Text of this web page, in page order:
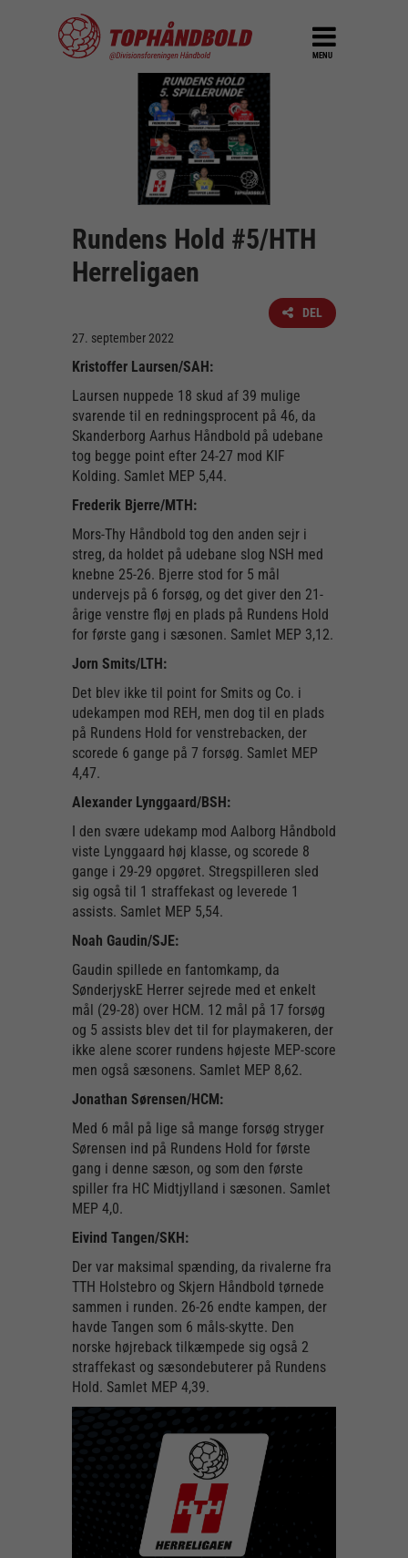
MENU
Rundens Hold #5/HTH
Herreligaen
DEL
27. september 2022
Kristoffer Laursen/SAH:
Laursen nuppede 18 skud af 39 mulige
svarende til en redningsprocent på 46, da
Skanderborg Aarhus Håndbold på udebane
tog begge point efter 24-27 mod KIF
Kolding. Samlet MEP 5,44.
Frederik Bjerre/MTH:
Mors-Thy Håndbold tog den anden sejr i
streg, da holdet på udebane slog NSH med
knebne 25-26. Bjerre stod for 5 mål
undervejs på 6 forsøg, og det giver den 21-
årige venstre fløj en plads på Rundens Hold
for første gang i sæsonen. Samlet MEP 3,12.
Jorn Smits/LTH:
Det blev ikke til point for Smits og Co. i
udekampen mod REH, men dog til en plads
på Rundens Hold for venstrebacken, der
scorede 6 gange på 7 forsøg. Samlet MEP
4,47.
Alexander Lynggaard/BSH:
I den svære udekamp mod Aalborg Håndbold
viste Lynggaard høj klasse, og scorede 8
gange i 29-29 opgøret. Stregspilleren sled
sig også til 1 straffekast og leverede 1
assists. Samlet MEP 5,54.
Noah Gaudin/SJE:
Gaudin spillede en fantomkamp, da
SønderjyskE Herrer sejrede med et enkelt
mål (29-28) over HCM. 12 mål på 17 forsøg
og 5 assists blev det til for playmakeren, der
ikke alene scorer rundens højeste MEP-score
men også sæsonens. Samlet MEP 8,62.
Jonathan Sørensen/HCM:
Med 6 mål på lige så mange forsøg stryger
Sørensen ind på Rundens Hold for første
gang i denne sæson, og som den første
spiller fra HC Midtjylland i sæsonen. Samlet
MEP 4,0.
Eivind Tangen/SKH:
Der var maksimal spænding, da rivalerne fra
TTH Holstebro og Skjern Håndbold tørnede
sammen i runden. 26-26 endte kampen, der
havde Tangen som 6 måls-skytte. Den
norske højreback tilkæmpede sig også 2
straffekast og sæsondebuterer på Rundens
Hold. Samlet MEP 4,39.